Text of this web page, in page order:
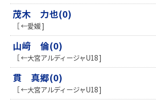
茂木 力也(0)
［ ←愛媛 ]
山﨑 倫(0)
［ ←大宮アルディージャU18 ]
貫 真郷(0)
［ ←大宮アルディージャU18 ]